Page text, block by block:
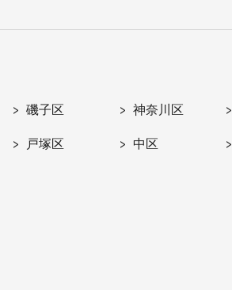
磯子区 神奈川区
戸塚区 中区